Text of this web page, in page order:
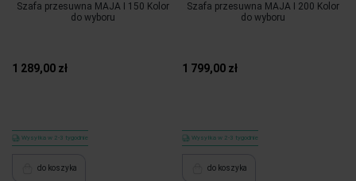
Szafa przesuwna MAJA I 150 Kolor
do wyboru
1 289,00 zł
Wysyłka w 2-3 tygodnie
do koszyka
Szafa przesuwna MAJA I 200 Kolor
do wyboru
1 799,00 zł
Wysyłka w 2-3 tygodnie
do koszyka